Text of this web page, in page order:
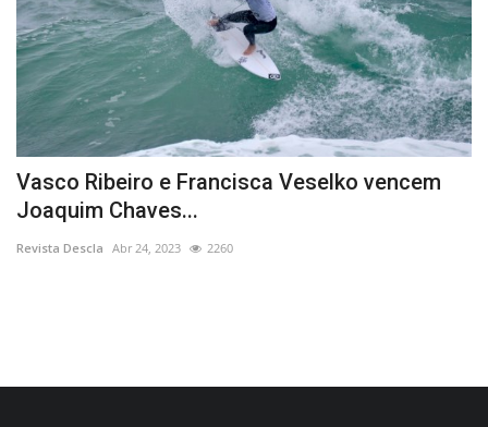
Vasco Ribeiro e Francisca Veselko vencem
Joaquim Chaves...
Revista Descla Abr 24, 2023 2260